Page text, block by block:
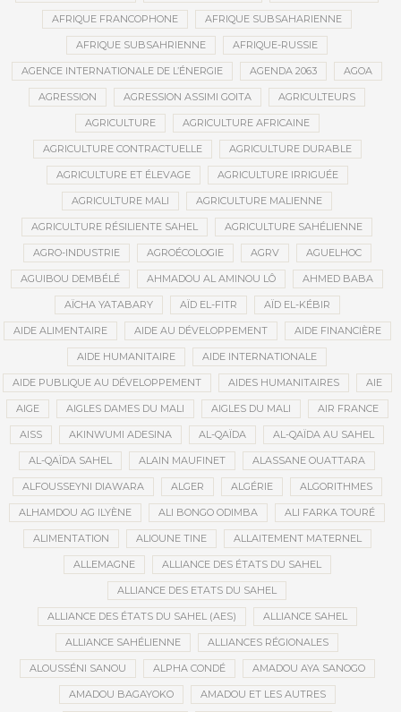
AFRIQUE FRANCOPHONE AFRIQUE SUBSAHARIENNE
AFRIQUE SUBSAHRIENNE AFRIQUE-RUSSIE
AGENCE INTERNATIONALE DE L’ÉNERGIE AGENDA 2063 AGOA
AGRESSION AGRESSION ASSIMI GOITA AGRICULTEURS
AGRICULTURE AGRICULTURE AFRICAINE
AGRICULTURE CONTRACTUELLE AGRICULTURE DURABLE
AGRICULTURE ET ÉLEVAGE AGRICULTURE IRRIGUÉE
AGRICULTURE MALI AGRICULTURE MALIENNE
AGRICULTURE RÉSILIENTE SAHEL AGRICULTURE SAHÉLIENNE
AGRO-INDUSTRIE AGROÉCOLOGIE AGRV AGUELHOC
AGUIBOU DEMBÉLÉ AHMADOU AL AMINOU LÔ AHMED BABA
AÏCHA YATABARY AÏD EL-FITR AÏD EL-KÉBIR
AIDE ALIMENTAIRE AIDE AU DÉVELOPPEMENT AIDE FINANCIÈRE
AIDE HUMANITAIRE AIDE INTERNATIONALE
AIDE PUBLIQUE AU DÉVELOPPEMENT AIDES HUMANITAIRES AIE
AIGE AIGLES DAMES DU MALI AIGLES DU MALI AIR FRANCE
AISS AKINWUMI ADESINA AL-QAÏDA AL-QAÏDA AU SAHEL
AL-QAÏDA SAHEL ALAIN MAUFINET ALASSANE OUATTARA
ALFOUSSEYNI DIAWARA ALGER ALGÉRIE ALGORITHMES
ALHAMDOU AG ILYÈNE ALI BONGO ODIMBA ALI FARKA TOURÉ
ALIMENTATION ALIOUNE TINE ALLAITEMENT MATERNEL
ALLEMAGNE ALLIANCE DES ÉTATS DU SAHEL
ALLIANCE DES ETATS DU SAHEL
ALLIANCE DES ÉTATS DU SAHEL (AES) ALLIANCE SAHEL
ALLIANCE SAHÉLIENNE ALLIANCES RÉGIONALES
ALOUSSÉNI SANOU ALPHA CONDÉ AMADOU AYA SANOGO
AMADOU BAGAYOKO AMADOU ET LES AUTRES